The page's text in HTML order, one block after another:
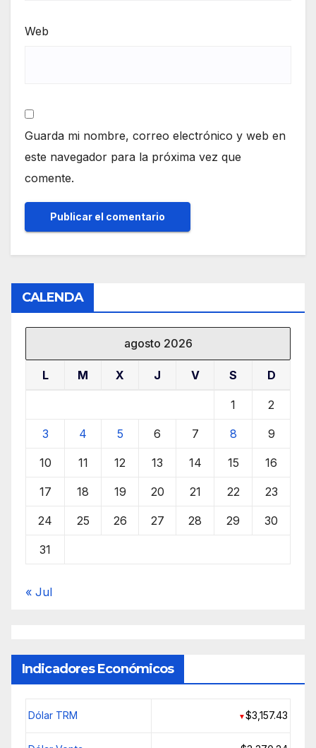
Web
Guarda mi nombre, correo electrónico y web en
este navegador para la próxima vez que
comente.
CALENDA
agosto 2026
L M X J V S D
1 2
3 4 5 6 7 8 9
10 11 12 13 14 15 16
17 18 19 20 21 22 23
24 25 26 27 28 29 30
31
« Jul
Indicadores Económicos
Dólar TRM ▼$3,157.43